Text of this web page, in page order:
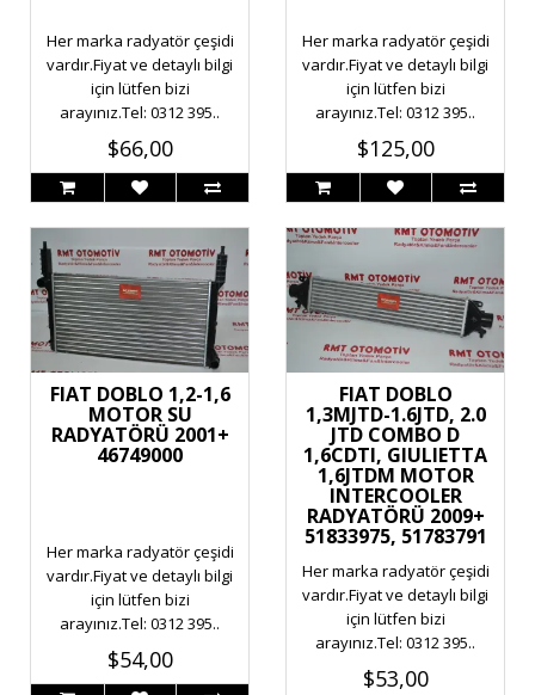
Her marka radyatör çeşidi
vardır.Fiyat ve detaylı bilgi
için lütfen bizi
arayınız.Tel: 0312 395..
$66,00
Her marka radyatör çeşidi
vardır.Fiyat ve detaylı bilgi
için lütfen bizi
arayınız.Tel: 0312 395..
$125,00
FIAT DOBLO 1,2-1,6
MOTOR SU
RADYATÖRÜ 2001+
46749000
Her marka radyatör çeşidi
vardır.Fiyat ve detaylı bilgi
için lütfen bizi
arayınız.Tel: 0312 395..
$54,00
FIAT DOBLO
1,3MJTD-1.6JTD, 2.0
JTD COMBO D
1,6CDTI, GIULIETTA
1,6JTDM MOTOR
INTERCOOLER
RADYATÖRÜ 2009+
51833975, 51783791
Her marka radyatör çeşidi
vardır.Fiyat ve detaylı bilgi
için lütfen bizi
arayınız.Tel: 0312 395..
$53,00